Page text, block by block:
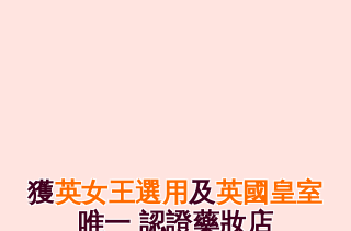
獲英女王選用及英國皇室
唯一 認證藥妝店